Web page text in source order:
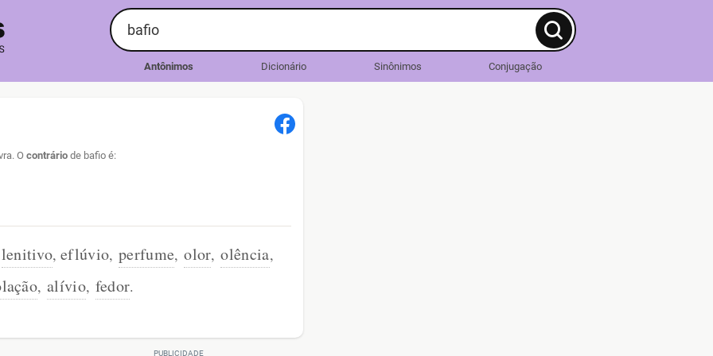
Antônimos Dicionário Sinônimos Conjugação
O contrário de bafio é:
lenitivo,eflúvio, perfume, olor, olência,
, alívio, fedor.